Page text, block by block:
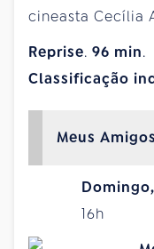
cineasta Cecília
Reprise. 96 min.
Classificação
Meus
16h